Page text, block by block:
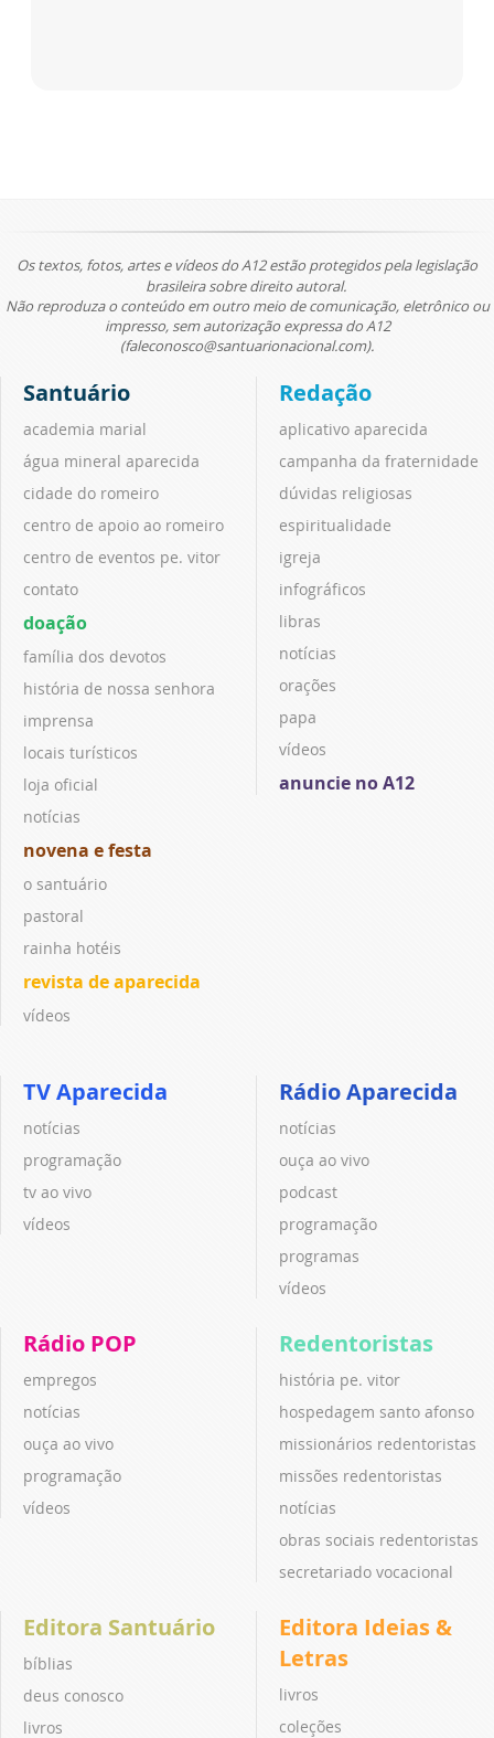
Os textos, fotos, artes e vídeos do A12 estão protegidos pela legislação
brasileira sobre direito autoral.
Não reproduza o conteúdo em outro meio de comunicação, eletrônico ou
impresso, sem autorização expressa do A12
(faleconosco@santuarionacional.com).
Santuário
academia marial
água mineral aparecida
cidade do romeiro
centro de apoio ao romeiro
centro de eventos pe. vitor
contato
doação
família dos devotos
história de nossa senhora
imprensa
locais turísticos
loja oficial
notícias
novena e festa
o santuário
pastoral
rainha hotéis
revista de aparecida
vídeos
Redação
aplicativo aparecida
campanha da fraternidade
dúvidas religiosas
espiritualidade
igreja
infográficos
libras
notícias
orações
papa
vídeos
anuncie no A12
TV Aparecida
notícias
programação
tv ao vivo
vídeos
Rádio Aparecida
notícias
ouça ao vivo
podcast
programação
programas
vídeos
Rádio POP
empregos
notícias
ouça ao vivo
programação
vídeos
Redentoristas
história pe. vitor
hospedagem santo afonso
missionários redentoristas
missões redentoristas
notícias
obras sociais redentoristas
secretariado vocacional
Editora Santuário
bíblias
deus conosco
livros
Editora Ideias &
Letras
livros
coleções